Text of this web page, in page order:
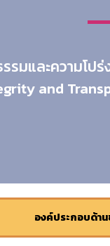
รมและความโป
and
องค์ประกอบด้า